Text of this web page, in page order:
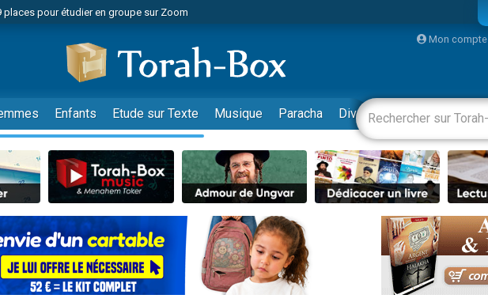
places pour étudier en groupe sur Zoom
de nous rejoindre sur WhatsApp
de nous rejoindre sur WhatsApp
viennent de faire un don pour Reloger Rivka, 6 enfants, victime de violences...
viennent de faire un don pour 1 Journée de Vacances Pour les Enfants
de demander une bénédiction
de nous rejoindre sur WhatsApp
places pour étudier en groupe sur Zoom
son Maasser
de nous rejoindre sur WhatsApp
de nous rejoindre sur WhatsApp
donner son Maasser
Mon compte
Enfants Etude sur Texte Musique Paracha Divertissements Livres